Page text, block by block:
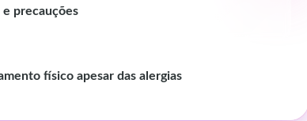
precauções
físico apesar das alergias